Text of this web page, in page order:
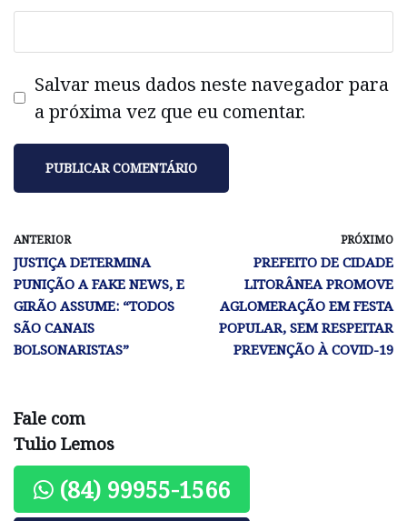
Salvar meus dados neste navegador para
a próxima vez que eu comentar.
ANTERIOR
JUSTIÇA DETERMINA
PUNIÇÃO A FAKE NEWS, E
GIRÃO ASSUME: “TODOS
SÃO CANAIS
BOLSONARISTAS”
PRÓXIMO
PREFEITO DE CIDADE
LITORÂNEA PROMOVE
AGLOMERAÇÃO EM FESTA
POPULAR, SEM RESPEITAR
PREVENÇÃO À COVID-19
Fale com
Tulio Lemos
(84) 99955-1566